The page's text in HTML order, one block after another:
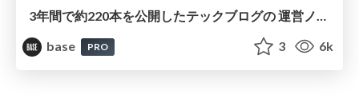
3年間で約220本を公開したテックブログの 運営ノウハウと採用活動への効果 / BASE engineer recruiting
base
PRO 3 6k